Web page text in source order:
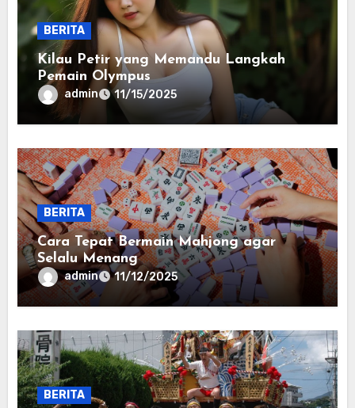
BERITA
Kilau Petir yang Memandu Langkah
Pemain Olympus
admin 11/15/2025
BERITA
Cara Tepat Bermain Mahjong agar
Selalu Menang
admin 11/12/2025
BERITA